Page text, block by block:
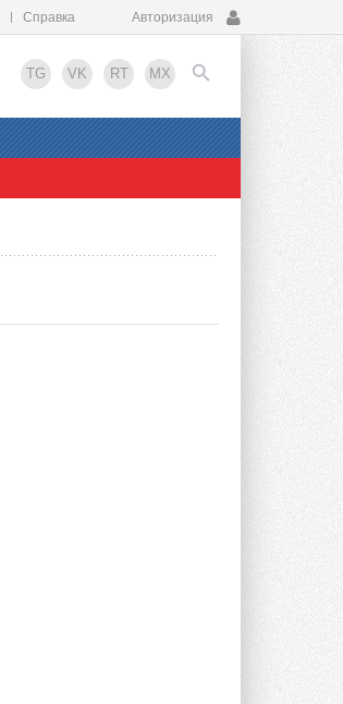
Справка Авторизация
TG VK RT MX